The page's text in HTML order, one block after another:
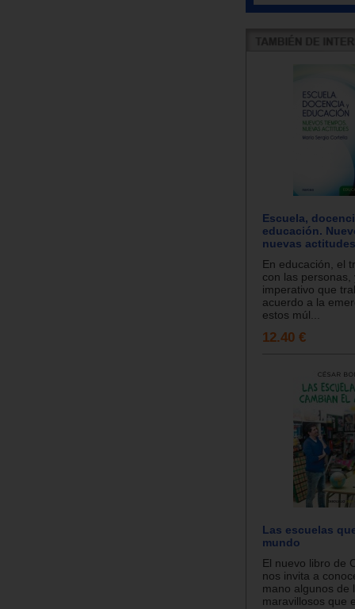
Escuela,
educación.
nuevas actitudes
En educación, el
con las personas,
imperativo que
acuerdo a la
estos múl...
12.40 €
Las escuelas
mundo
El nuevo libro de
nos invita a
mano algunos de
maravillosos que